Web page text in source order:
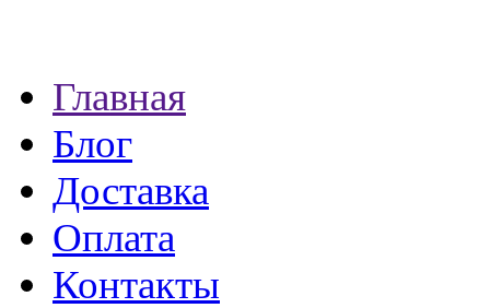
Главная
Блог
Доставка
Оплата
Контакты